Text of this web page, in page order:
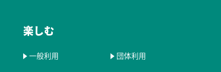
楽しむ
一般利用 団体利用